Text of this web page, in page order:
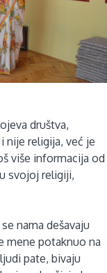
društva,
nije religija, već je
više informacija od
svojoj religiji,
nama dešavaju
mene potaknuo na
pate, bivaju